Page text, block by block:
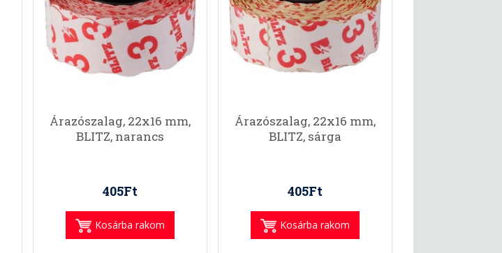
Árazószalag, 22x16 mm,
BLITZ, narancs
405Ft
Kosárba rakom
Árazószalag, 22x16 mm,
BLITZ, sárga
405Ft
Kosárba rakom